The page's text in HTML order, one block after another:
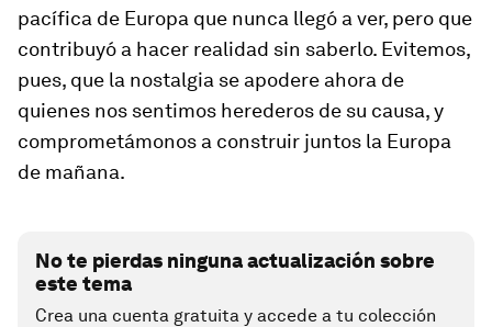
pacífica de Europa que nunca llegó a ver, pero que
contribuyó a hacer realidad sin saberlo. Evitemos,
pues, que la nostalgia se apodere ahora de
quienes nos sentimos herederos de su causa, y
comprometámonos a construir juntos la Europa
de mañana.
No te pierdas ninguna actualización sobre
este tema
Crea una cuenta gratuita y accede a tu colección